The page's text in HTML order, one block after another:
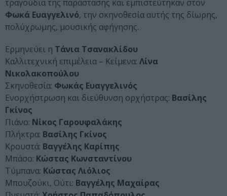
τραγούδια της παράστασης και εμπιστεύτηκαν στον
Φωκά Ευαγγελινό, την σκηνοθεσία αυτής της δίωρης,
πολύχρωμης, μουσικής αφήγησης.
Ερμηνεύει η Τάνια Τσανακλίδου
Καλλιτεχνική επιμέλεια – Κείμενα: Λίνα
Νικολακοπούλου
Σκηνοθεσία: Φωκάς Ευαγγελινός
Ενορχήστρωση και διεύθυνση ορχήστρας: Βασίλης
Γκίνος
Πιάνο: Νίκος Γαρουφαλάκης
Πλήκτρα: Βασίλης Γκίνος
Κρουστά: Βαγγέλης Καρίπης
Μπάσο: Κώστας Κωνσταντίνου
Τύμπανα: Κώστας Λιόλιος
Μπουζούκι, Ούτι: Βαγγέλης Μαχαίρας